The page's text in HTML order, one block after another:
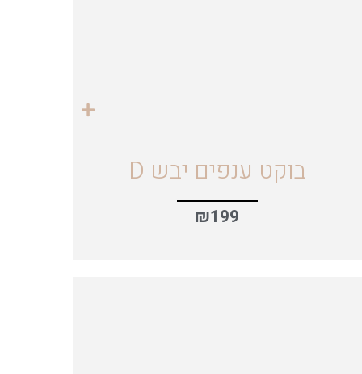
בוקט ענפים יבש D
₪199